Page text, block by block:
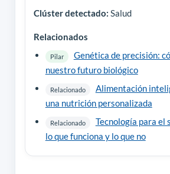
Clúster detectado: Salud
Relacionados
Pilar
Genética de precisión:
nuestro futuro biológico
Relacionado
Alimentación
una nutrición personalizada
Relacionado
Tecnología para el
lo que funciona y lo que no